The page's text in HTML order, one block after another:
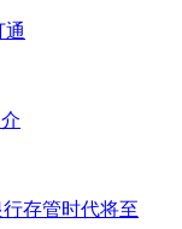
通
存管时代将至